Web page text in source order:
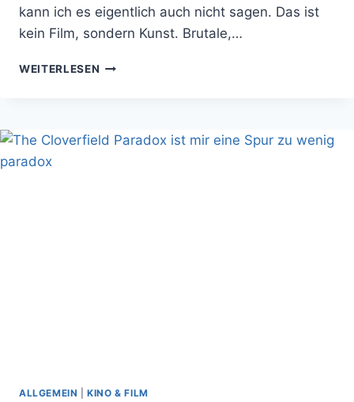
kann ich es eigentlich auch nicht sagen. Das ist
kein Film, sondern Kunst. Brutale,…
WEITERLESEN FILMKRITIK:
–
ALLGEMEIN |KINO & FILM